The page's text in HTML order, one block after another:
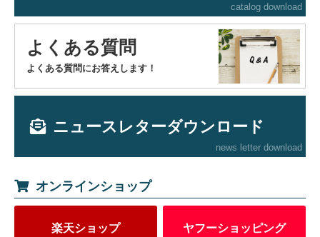
catalog download
よくある質問
よくある質問にお答えします！
ニュースレターダウンロード
news letter download
オンラインショップ
楽天ショップ ヤフーショッピング